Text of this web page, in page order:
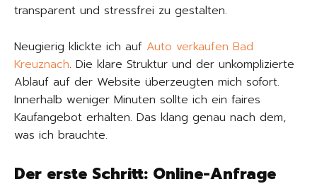
transparent und stressfrei zu gestalten.
Neugierig klickte ich auf Auto verkaufen Bad
Kreuznach. Die klare Struktur und der unkomplizierte
Ablauf auf der Website überzeugten mich sofort.
Innerhalb weniger Minuten sollte ich ein faires
Kaufangebot erhalten. Das klang genau nach dem,
was ich brauchte.
Der erste Schritt: Online-Anfrage